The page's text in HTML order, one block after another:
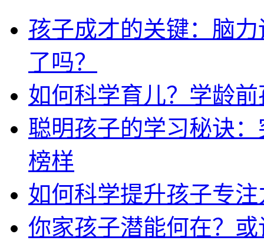
孩子成才的关键：脑
了吗？
如何科学育儿？学龄
聪明孩子的学习秘诀
榜样
如何科学提升孩子专
你家孩子潜能何在？